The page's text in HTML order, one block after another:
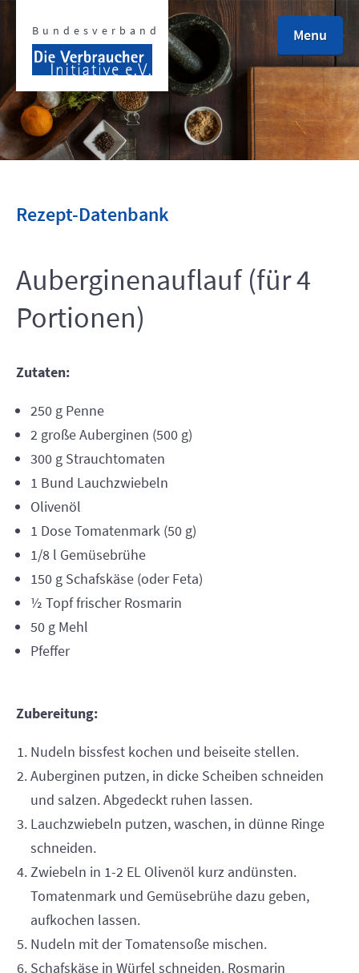
Bundesverband Menu
Rezept-Datenbank
Auberginenauflauf (für 4
Portionen)
Zutaten:
250 g Penne
2 große Auberginen (500 g)
300 g Strauchtomaten
1 Bund Lauchzwiebeln
Olivenöl
1 Dose Tomatenmark (50 g)
1/8 l Gemüsebrühe
150 g Schafskäse (oder Feta)
½ Topf frischer Rosmarin
50 g Mehl
Pfeffer
Zubereitung:
Nudeln bissfest kochen und beiseite stellen.
Auberginen putzen, in dicke Scheiben schneiden
und salzen. Abgedeckt ruhen lassen.
Lauchzwiebeln putzen, waschen, in dünne Ringe
schneiden.
Zwiebeln in 1-2 EL Olivenöl kurz andünsten.
Tomatenmark und Gemüsebrühe dazu geben,
aufkochen lassen.
Nudeln mit der Tomatensoße mischen.
Schafskäse in Würfel schneiden. Rosmarin